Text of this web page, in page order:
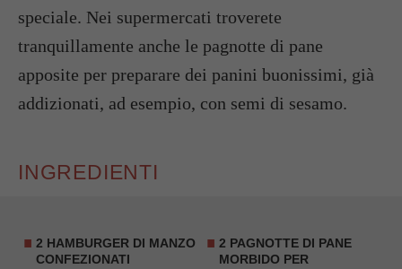
speciale. Nei supermercati troverete
tranquillamente anche le pagnotte di pane
apposite per preparare dei panini buonissimi, già
addizionati, ad esempio, con semi di sesamo.
INGREDIENTI
2 HAMBURGER DI MANZO
CONFEZIONATI
2 PAGNOTTE DI PANE
MORBIDO PER